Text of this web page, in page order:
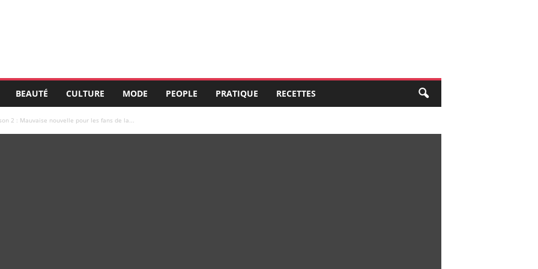
BEAUTÉ CULTURE MODE PEOPLE PRATIQUE RECETTES
2 : Mauvaise nouvelle pour les fans de la...